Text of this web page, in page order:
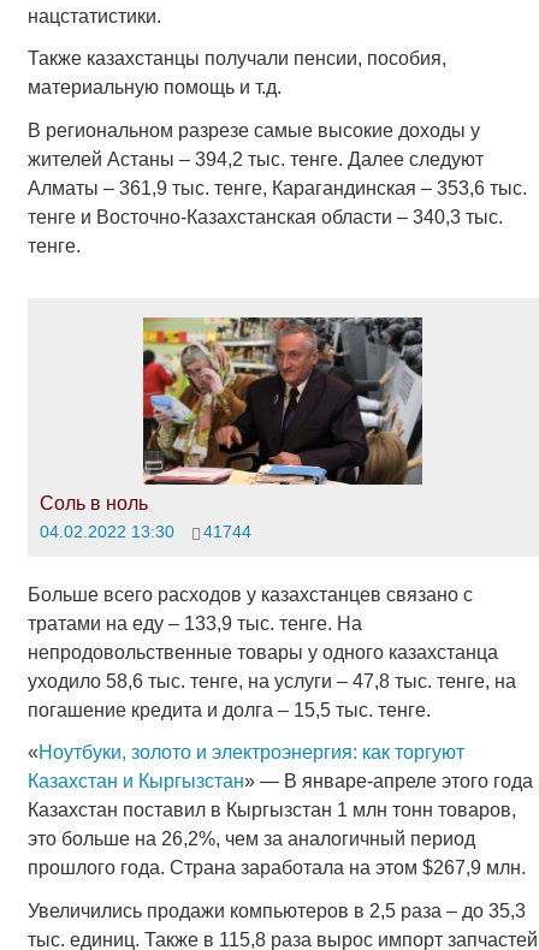
нацстатистики.
Также казахстанцы получали пенсии, пособия,
материальную помощь и т.д.
В региональном разрезе самые высокие доходы у
жителей Астаны – 394,2 тыс. тенге. Далее следуют
Алматы – 361,9 тыс. тенге, Карагандинская – 353,6 тыс.
тенге и Восточно-Казахстанская области – 340,3 тыс.
тенге.
Соль в ноль
04.02.2022 13:30 41744
Больше всего расходов у казахстанцев связано с
тратами на еду – 133,9 тыс. тенге. На
непродовольственные товары у одного казахстанца
уходило 58,6 тыс. тенге, на услуги – 47,8 тыс. тенге, на
погашение кредита и долга – 15,5 тыс. тенге.
«Ноутбуки, золото и электроэнергия: как торгуют
Казахстан и Кыргызстан» — В январе-апреле этого года
Казахстан поставил в Кыргызстан 1 млн тонн товаров,
это больше на 26,2%, чем за аналогичный период
прошлого года. Страна заработала на этом $267,9 млн.
Увеличились продажи компьютеров в 2,5 раза – до 35,3
тыс. единиц. Также в 115,8 раза вырос импорт запчастей